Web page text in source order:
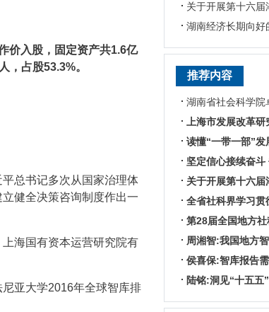
价入股，固定资产共1.6亿
，占股53.3%。
总书记多次从国家治理体
健全决策咨询制度作出一
海国有资本运营研究院有
亚大学2016年全球智库排
推荐内容
坚定信心接续奋
侯喜保:智库报告